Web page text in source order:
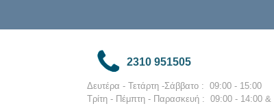
2310 951505
Δευτέρα - Τετάρτη -Σάββατο : 09:00 - 15:00
Τρίτη - Πέμπτη - Παρασκευή : 09:00 - 14:00 &